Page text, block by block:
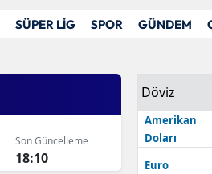
SÜPER LİG SPOR GÜNDEM
Son Güncelleme
18:10
Döviz
Amerikan
Doları
Euro